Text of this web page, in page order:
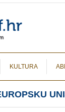
KULTURA